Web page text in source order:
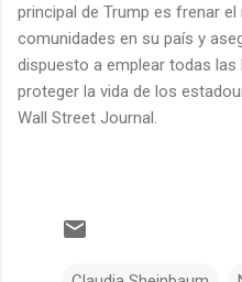
principal de Trump es frenar
comunidades en su país y
dispuesto a emplear todas
proteger la vida de los
Wall Street Journal.